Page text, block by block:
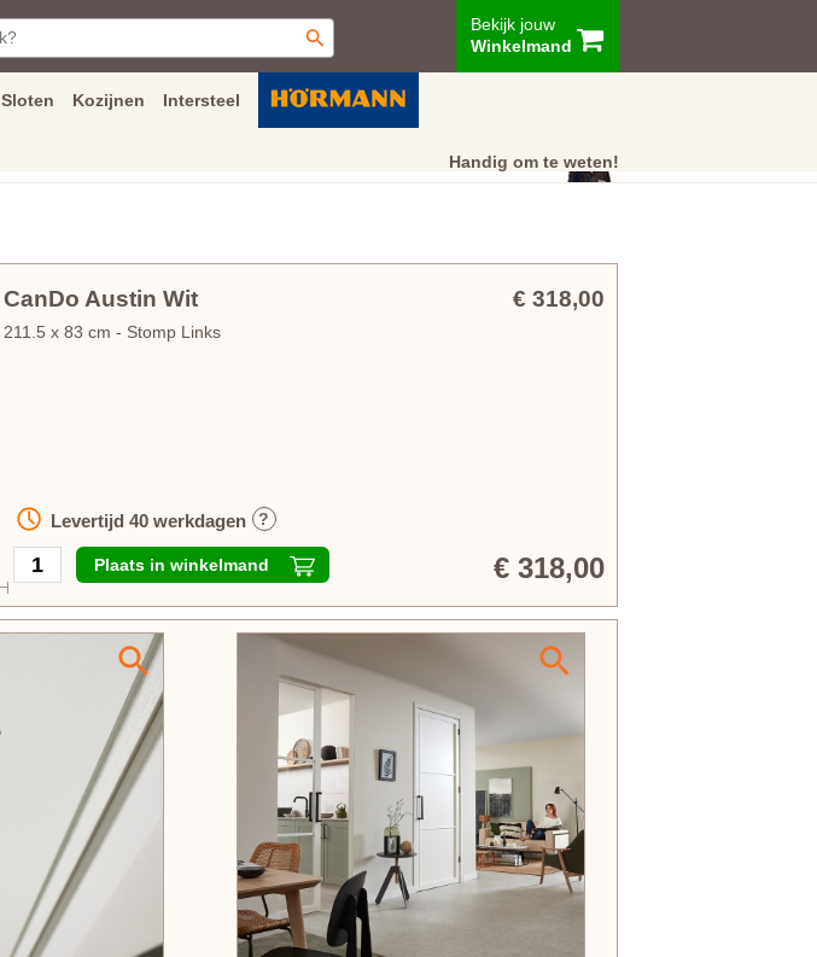
Bekijk jouw
Winkelmand
Sloten Kozijnen Intersteel
Handig om te weten!
Klantenservice
CanDo Austin Wit € 318,00
211.5 x 83 cm - Stomp Links
Plaats in winkelmand
Levertijd 40werkdagen ?
€ 318,00